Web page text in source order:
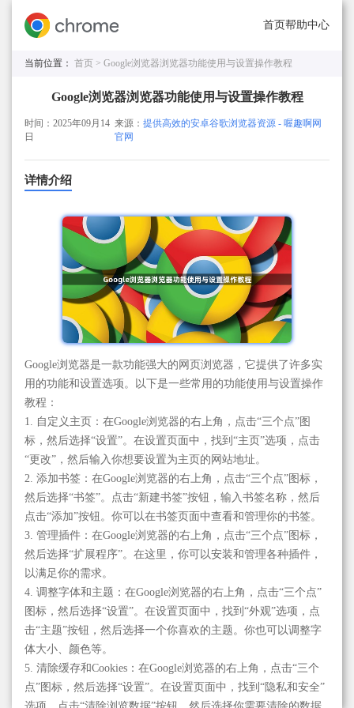
首页帮助中心
当前位置： 首页 > Google浏览器浏览器功能使用与设置操作教程
Google浏览器浏览器功能使用与设置操作教程
时间：2025年09月14
日
来源：提供高效的安卓谷歌浏览器资源 - 喔趣啊网
官网
详情介绍
Google浏览器是一款功能强大的网页浏览器，它提供了许多实
用的功能和设置选项。以下是一些常用的功能使用与设置操作
教程：
1. 自定义主页：在Google浏览器的右上角，点击“三个点”图
标，然后选择“设置”。在设置页面中，找到“主页”选项，点击
“更改”，然后输入你想要设置为主页的网站地址。
2. 添加书签：在Google浏览器的右上角，点击“三个点”图标，
然后选择“书签”。点击“新建书签”按钮，输入书签名称，然后
点击“添加”按钮。你可以在书签页面中查看和管理你的书签。
3. 管理插件：在Google浏览器的右上角，点击“三个点”图标，
然后选择“扩展程序”。在这里，你可以安装和管理各种插件，
以满足你的需求。
4. 调整字体和主题：在Google浏览器的右上角，点击“三个点”
图标，然后选择“设置”。在设置页面中，找到“外观”选项，点
击“主题”按钮，然后选择一个你喜欢的主题。你也可以调整字
体大小、颜色等。
5. 清除缓存和Cookies：在Google浏览器的右上角，点击“三个
点”图标，然后选择“设置”。在设置页面中，找到“隐私和安全”